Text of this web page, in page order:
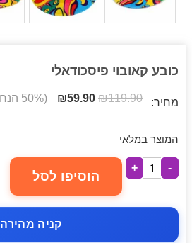
כובע קאובוי פיסכודאלי
מחיר: ₪119.90
₪59.90 (50% הנחה)
המוצר במלאי
-
+
הוסיפו לסל
קניה מהירה